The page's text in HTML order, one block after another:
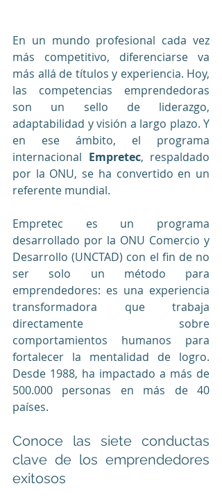
En un mundo profesional cada vez
más competitivo, diferenciarse va
más allá de títulos y experiencia. Hoy,
las competencias emprendedoras
son un sello de liderazgo,
adaptabilidad y visión a largo plazo. Y
en ese ámbito, el programa
internacional Empretec, respaldado
por la ONU, se ha convertido en un
referente mundial.
Empretec es un programa
desarrollado por la ONU Comercio y
Desarrollo (UNCTAD) con el fin de no
ser solo un método para
emprendedores: es una experiencia
transformadora que trabaja
directamente sobre
comportamientos humanos para
fortalecer la mentalidad de logro.
Desde 1988, ha impactado a más de
500.000 personas en más de 40
países.
Conoce las siete conductas
clave de los emprendedores
exitosos